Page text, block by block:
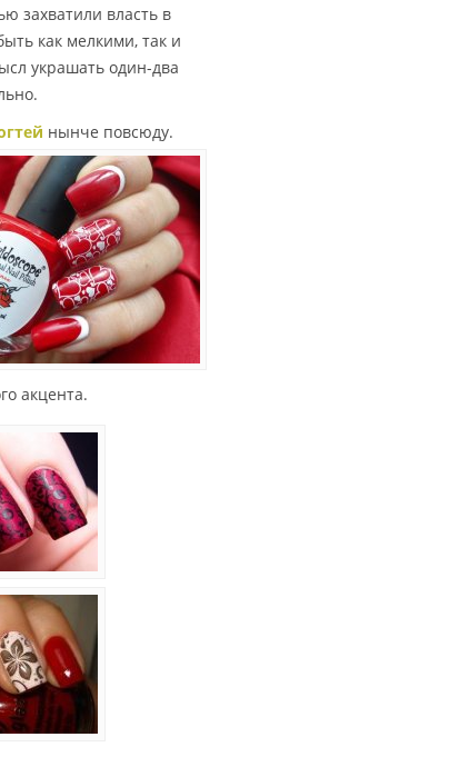
захватили власть в
как мелкими, так и
украшать один-два
нынче повсюду.
акцента.